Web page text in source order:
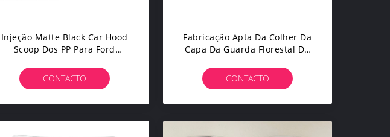
Injeção Matte Black Car Hood
Scoop Dos PP Para Ford
CONTACTO
Fabricação Apta Da Colher Da
Capa Da Guarda Florestal Da
Capota Do Carro Da Guarda
Florestal T6 De Ford
CONTACTO